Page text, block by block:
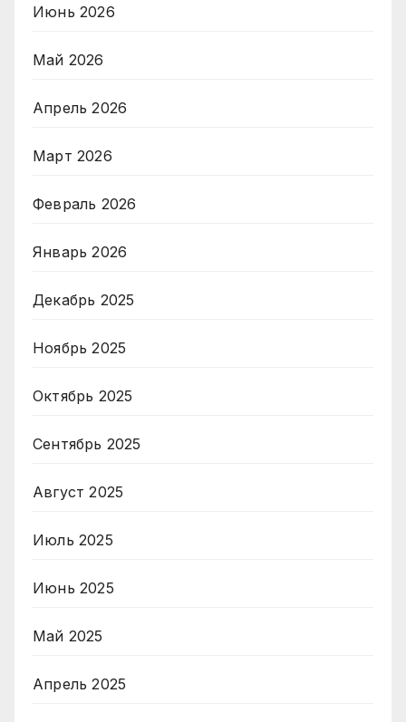
Июнь 2026
Май 2026
Апрель 2026
Март 2026
Февраль 2026
Январь 2026
Декабрь 2025
Ноябрь 2025
Октябрь 2025
Сентябрь 2025
Август 2025
Июль 2025
Июнь 2025
Май 2025
Апрель 2025